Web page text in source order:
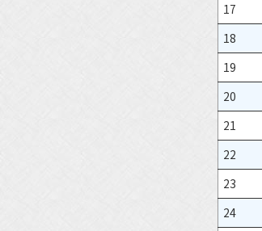
17
18
19
20
21
22
23
24